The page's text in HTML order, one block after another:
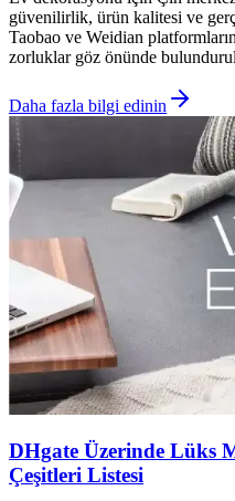
güvenilirlik, ürün kalitesi ve
Taobao ve Weidian
zorluklar göz önünde
Daha fazla bilgi edinin
DHgate Üzerinde Lüks
Çeşitleri Listesi